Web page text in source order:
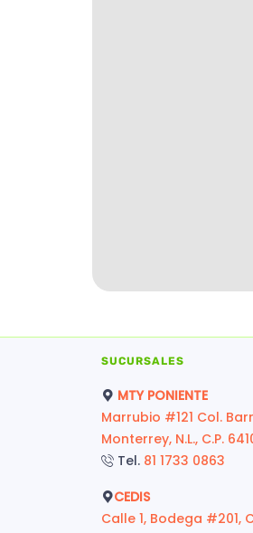
SUCURSALES
MTY PONIENTE
Marrubio #121 Col.
Monterrey, N.L., C.P.
Tel. 81 1733 0863
CEDIS
Calle 1, Bodega #201,